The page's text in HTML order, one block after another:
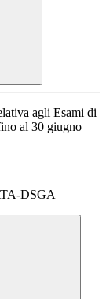
agli Esami di
al 30 giugno
DSGA